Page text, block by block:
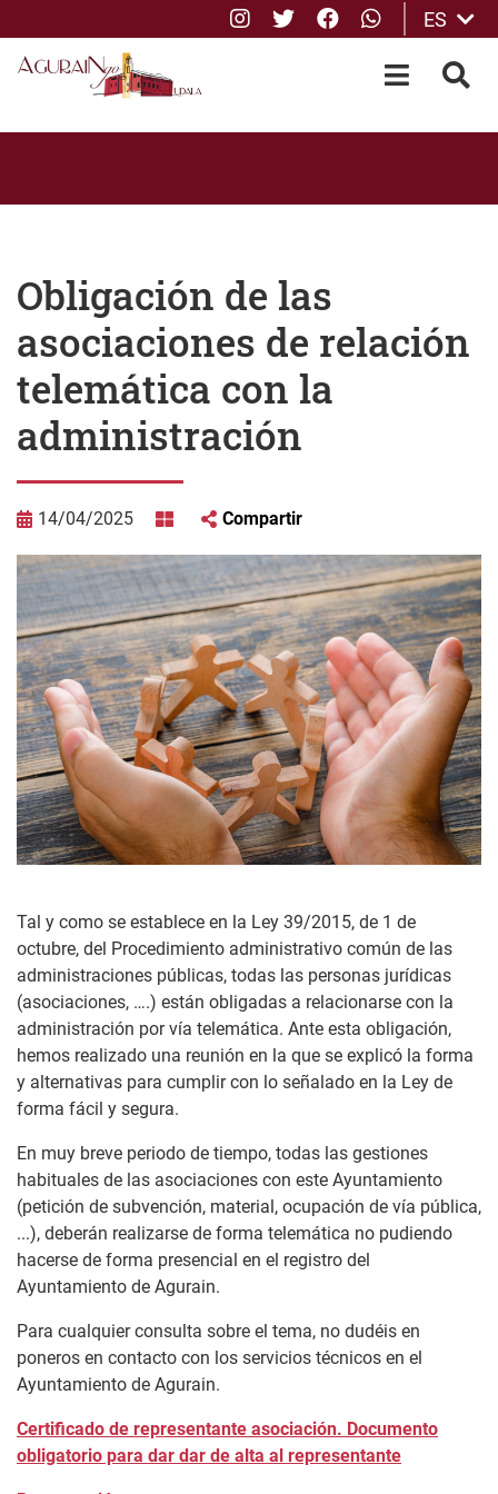
Instagram
TwitterFacebook
whatsApp
ES
OPEN-
Obligación de las
asociaciones de relación
telemática con la
administración
14/04/2025 Compartir
Tal y como se establece en la Ley 39/2015, de 1 de
octubre, del Procedimiento administrativo común de las
administraciones públicas, todas las personas jurídicas
(asociaciones, ….) están obligadas a relacionarse con la
administración por vía telemática. Ante esta obligación,
hemos realizado una reunión en la que se explicó la forma
y alternativas para cumplir con lo señalado en la Ley de
forma fácil y segura.
En muy breve periodo de tiempo, todas las gestiones
habituales de las asociaciones con este Ayuntamiento
(petición de subvención, material, ocupación de vía pública,
...), deberán realizarse de forma telemática no pudiendo
hacerse de forma presencial en el registro del
Ayuntamiento de Agurain.
Para cualquier consulta sobre el tema, no dudéis en
poneros en contacto con los servicios técnicos en el
Ayuntamiento de Agurain.
Certificado de representante asociación. Documento
obligatorio para dar dar de alta al representante